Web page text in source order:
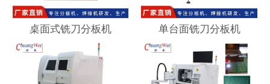
桌面式铣刀分板机 单台面铣刀分板机